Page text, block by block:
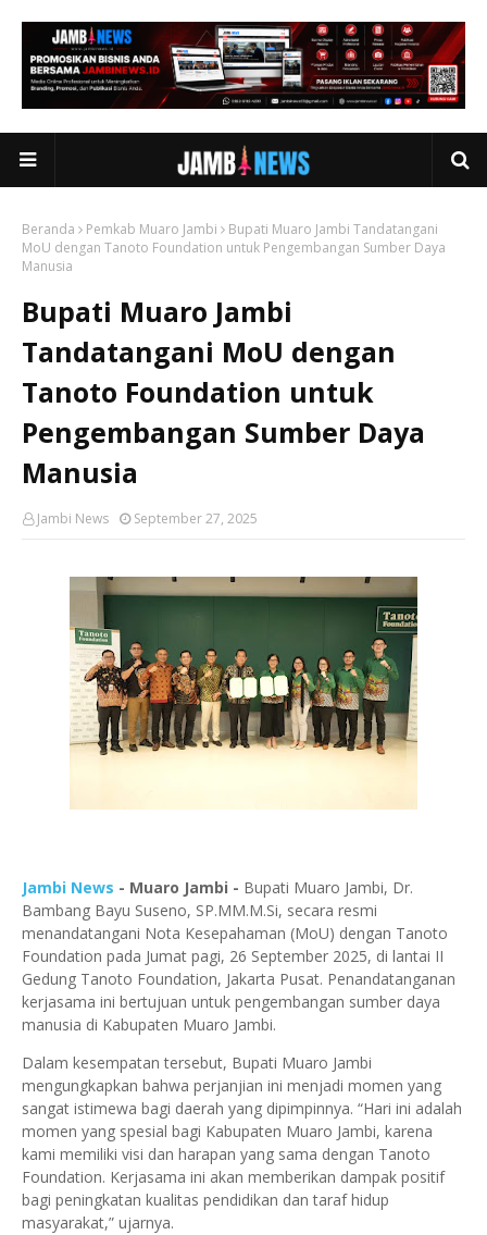
Beranda Pemkab Muaro Jambi
Bupati Muaro Jambi Tandatangani
MoU dengan Tanoto Foundation untuk Pengembangan Sumber Daya
Manusia
Bupati Muaro Jambi
Tandatangani MoU dengan
Tanoto Foundation untuk
Pengembangan Sumber Daya
Manusia
Jambi News September 27, 2025
Jambi News - Muaro Jambi - Bupati Muaro Jambi, Dr.
Bambang Bayu Suseno, SP.MM.M.Si, secara resmi
menandatangani Nota Kesepahaman (MoU) dengan Tanoto
Foundation pada Jumat pagi, 26 September 2025, di lantai II
Gedung Tanoto Foundation, Jakarta Pusat. Penandatanganan
kerjasama ini bertujuan untuk pengembangan sumber daya
manusia di Kabupaten Muaro Jambi.
Dalam kesempatan tersebut, Bupati Muaro Jambi
mengungkapkan bahwa perjanjian ini menjadi momen yang
sangat istimewa bagi daerah yang dipimpinnya. “Hari ini adalah
momen yang spesial bagi Kabupaten Muaro Jambi, karena
kami memiliki visi dan harapan yang sama dengan Tanoto
Foundation. Kerjasama ini akan memberikan dampak positif
bagi peningkatan kualitas pendidikan dan taraf hidup
masyarakat,” ujarnya.